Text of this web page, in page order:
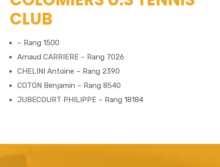
CLUB
– Rang 1500
Arnaud CARRIERE – Rang 7026
CHELINI Antoine – Rang 2390
COTON Benjamin – Rang 8540
JUBECOURT PHILIPPE – Rang 18184